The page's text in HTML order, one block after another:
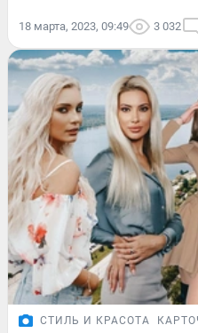
18 марта, 2023, 09:49 3 032
СТИЛЬ И КРАСОТА